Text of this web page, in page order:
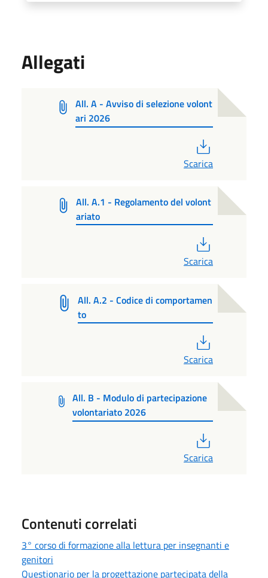
Allegati
All. A - Avviso di selezione volont
ari 2026
Scarica
All. A.1 - Regolamento del volont
ariato
Scarica
All. A.2 - Codice di comportamen
to
Scarica
All. B - Modulo di partecipazione
volontariato 2026
Scarica
Contenuti correlati
3° corso di formazione alla lettura per insegnanti e
genitori
Questionario per la progettazione partecipata della